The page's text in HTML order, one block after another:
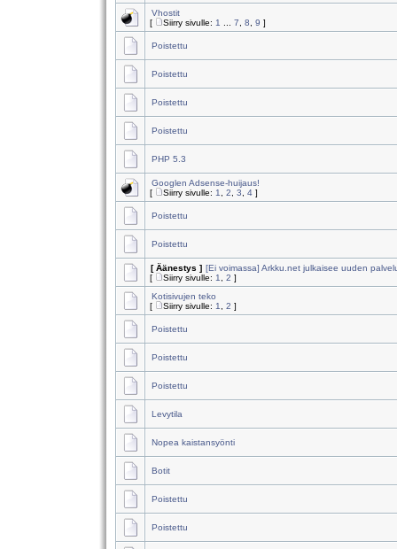
Vhostit
[
Siirry sivulle: 1 7 8 9 ]
Poistettu
Poistettu
Poistettu
Poistettu
PHP 5.3
Googlen Adsense-huijaus!
[
Siirry sivulle: 1 2 3 4 ]
Poistettu
Poistettu
[ Äänestys ] [Ei voimassa] Arkku.net julkaisee uuden
[
Siirry sivulle: 1 2 ]
Kotisivujen teko
[
Siirry sivulle: 1 2 ]
Poistettu
Poistettu
Poistettu
Levytila
Nopea kaistansyönti
Botit
Poistettu
Poistettu